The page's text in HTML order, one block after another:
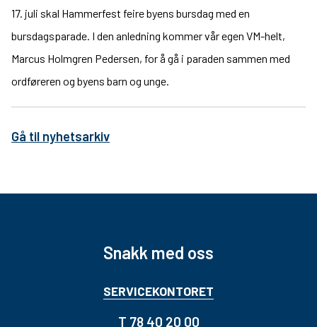
17. juli skal Hammerfest feire byens bursdag med en
bursdagsparade. I den anledning kommer vår egen VM-helt,
Marcus Holmgren Pedersen, for å gå i paraden sammen med
ordføreren og byens barn og unge.
Gå til nyhetsarkiv
Snakk med oss
SERVICEKONTORET
T 78 40 20 00